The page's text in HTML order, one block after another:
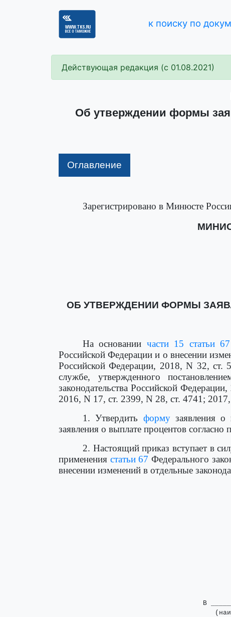
к поиску по
Действующая редакция (с 01.08.2021)
Об утверждении формы
Оглавление
Зарегистрировано в Минюсте
ОБ УТВЕРЖДЕНИИ ФОРМЫ
На основании части 15 статьи 67
Российской Федерации и о внесении
Российской Федерации, 2018, N 32, ст.
службе, утвержденного
законодательства Российской
2016, N 17, ст. 2399, N 28, ст. 4741;
1. Утвердить формузаявления о
заявления о выплате процентов
2. Настоящий приказ вступает в
применения статьи 67 Федерального
внесении изменений в отдельные
В